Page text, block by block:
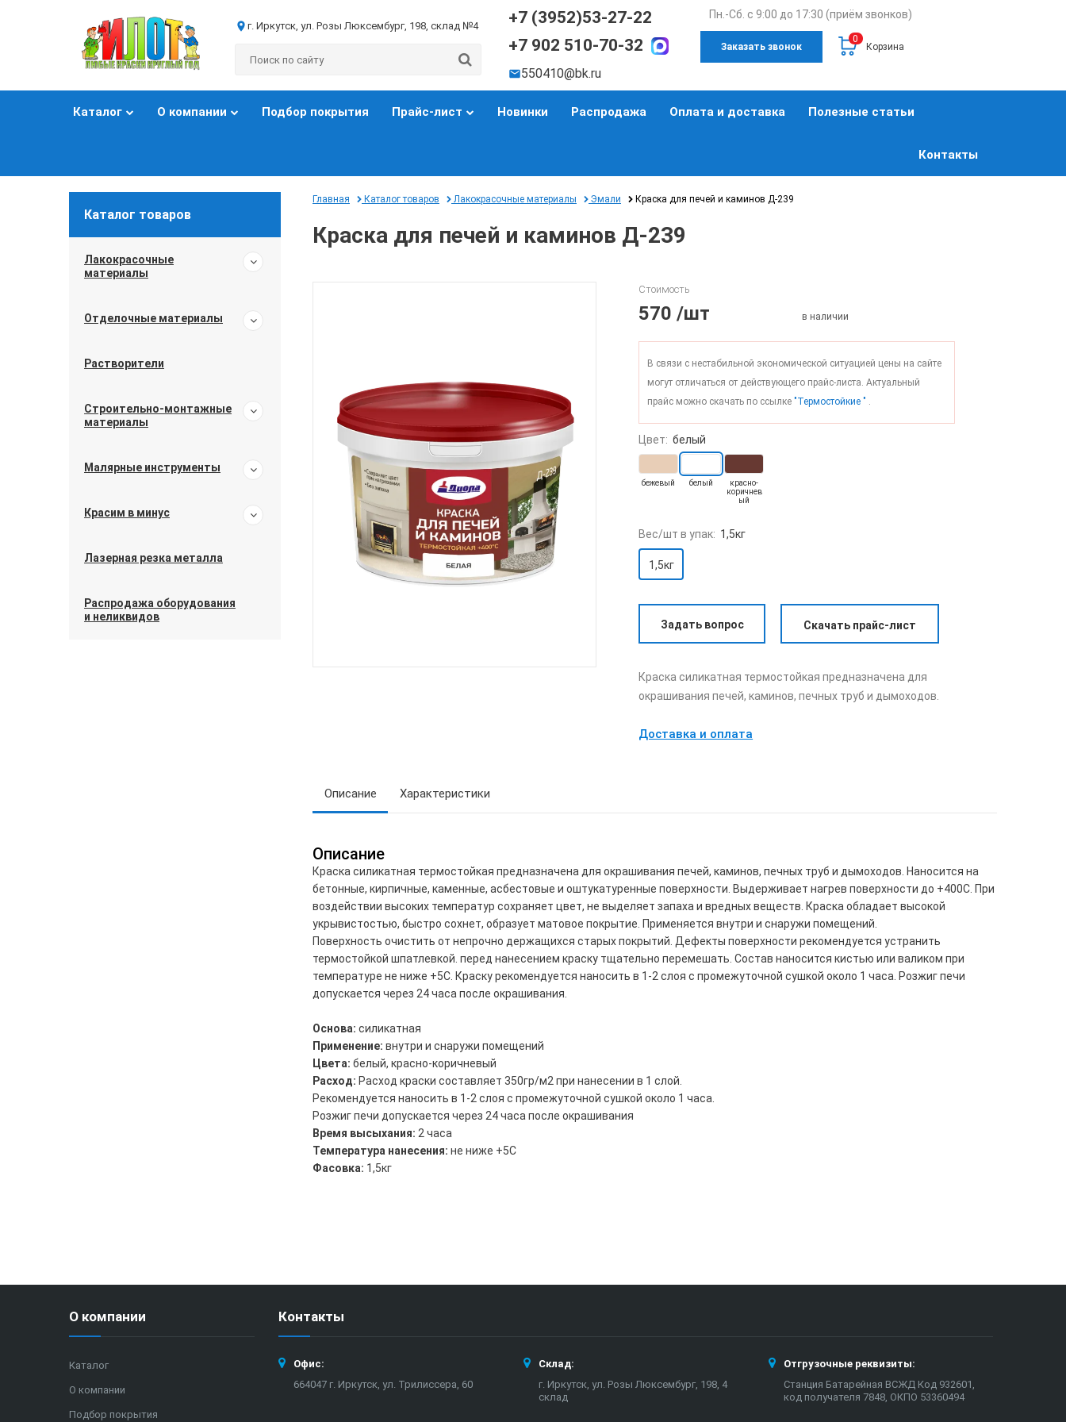
г. Иркутск, ул. Розы Люксембург, 198, склад №4
+7 (3952)53-27-22
+7 902 510-70-32
550410@bk.ru
Пн.-Сб. с 9:00 до 17:30 (приём звонков)
Заказать звонок Корзина
0
Каталог О компании Подбор покрытия Прайс-лист Новинки Распродажа Оплата и доставка Полезные статьи
Контакты
Каталог товаров
Лакокрасочные
материалы
Отделочные материалы
Растворители
Строительно-монтажные
материалы
Малярные инструменты
Красим в минус
Лазерная резка металла
Распродажа оборудования
и неликвидов
Главная Каталог товаров Лакокрасочные материалы Эмали Краска для печей и каминов Д-239
Краска для печей и каминов Д-239
Стоимость
570 /шт в наличии
В связи с нестабильной экономической ситуацией цены на сайте
могут отличаться от действующего прайс-листа. Актуальный
прайс можно скачать по ссылке"Термостойкие " .
Цвет: белый
бежевый белый
красно-
коричнев
ый
Вес/шт в упак: 1,5кг
1,5кг
Задать вопрос Скачать прайс-лист
Краска силикатная термостойкая предназначена для
окрашивания печей, каминов, печных труб и дымоходов.
Доставка и оплата
Описание Характеристики
Описание
Краска силикатная термостойкая предназначена для окрашивания печей, каминов, печных труб и дымоходов. Наносится на
бетонные, кирпичные, каменные, асбестовые и оштукатуренные поверхности. Выдерживает нагрев поверхности до +400С. При
воздействии высоких температур сохраняет цвет, не выделяет запаха и вредных веществ. Краска обладает высокой
укрывистостью, быстро сохнет, образует матовое покрытие. Применяется внутри и снаружи помещений.
Поверхность очистить от непрочно держащихся старых покрытий. Дефекты поверхности рекомендуется устранить
термостойкой шпатлевкой. перед нанесением краску тщательно перемешать. Состав наносится кистью или валиком при
температуре не ниже +5С. Краску рекомендуется наносить в 1-2 слоя с промежуточной сушкой около 1 часа. Розжиг печи
допускается через 24 часа после окрашивания.
Основа: силикатная
Применение: внутри и снаружи помещений
Цвета: белый, красно-коричневый
Расход: Расход краски составляет 350гр/м2 при нанесении в 1 слой.
Рекомендуется наносить в 1-2 слоя с промежуточной сушкой около 1 часа.
Розжиг печи допускается через 24 часа после окрашивания
Время высыхания: 2 часа
Температура нанесения: не ниже +5С
Фасовка: 1,5кг
О компании
Каталог
О компании
Подбор покрытия
Контакты
Офис:
664047 г. Иркутск, ул. Трилиссера, 60
Склад:
г. Иркутск, ул. Розы Люксембург, 198, 4
склад
Отгрузочные реквизиты:
Станция Батарейная ВСЖД Код 932601,
код получателя 7848, ОКПО 53360494